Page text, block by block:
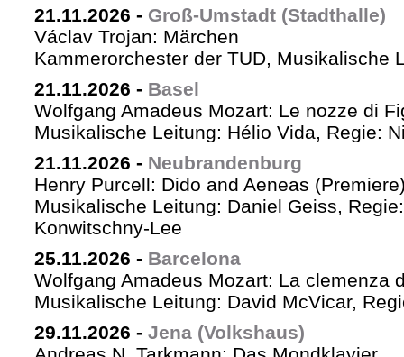
21.11.2026 - Groß-Umstadt (Stadthalle)
Václav Trojan: Märchen
Kammerorchester der TUD, Musikalische
21.11.2026 - Basel
Wolfgang Amadeus Mozart: Le nozze di
Musikalische Leitung: Hélio Vida, Regie:
21.11.2026 - Neubrandenburg
Henry Purcell: Dido and Aeneas
Musikalische Leitung: Daniel Geiss,
Konwitschny-Lee
25.11.2026 - Barcelona
Wolfgang Amadeus Mozart: La clemenza
Musikalische Leitung: David McVicar,
29.11.2026 - Jena (Volkshaus)